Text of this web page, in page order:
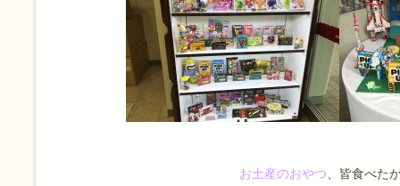
お土産のおやつ 、皆食べた